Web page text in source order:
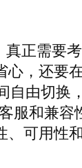
真正需要
心，还要
由切换
服和兼
可用性